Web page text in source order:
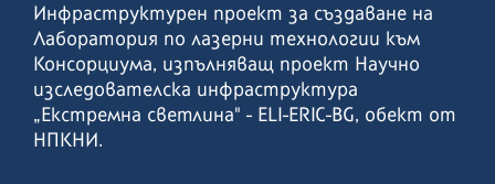
Инфраструктурен проект за създаване на
Лаборатория по лазерни технологии към
Консорциума, изпълняващ проект Научно
изследователска инфраструктура
„Екстремна светлина" - ELI-ERIC-BG, обект от
НПКНИ.